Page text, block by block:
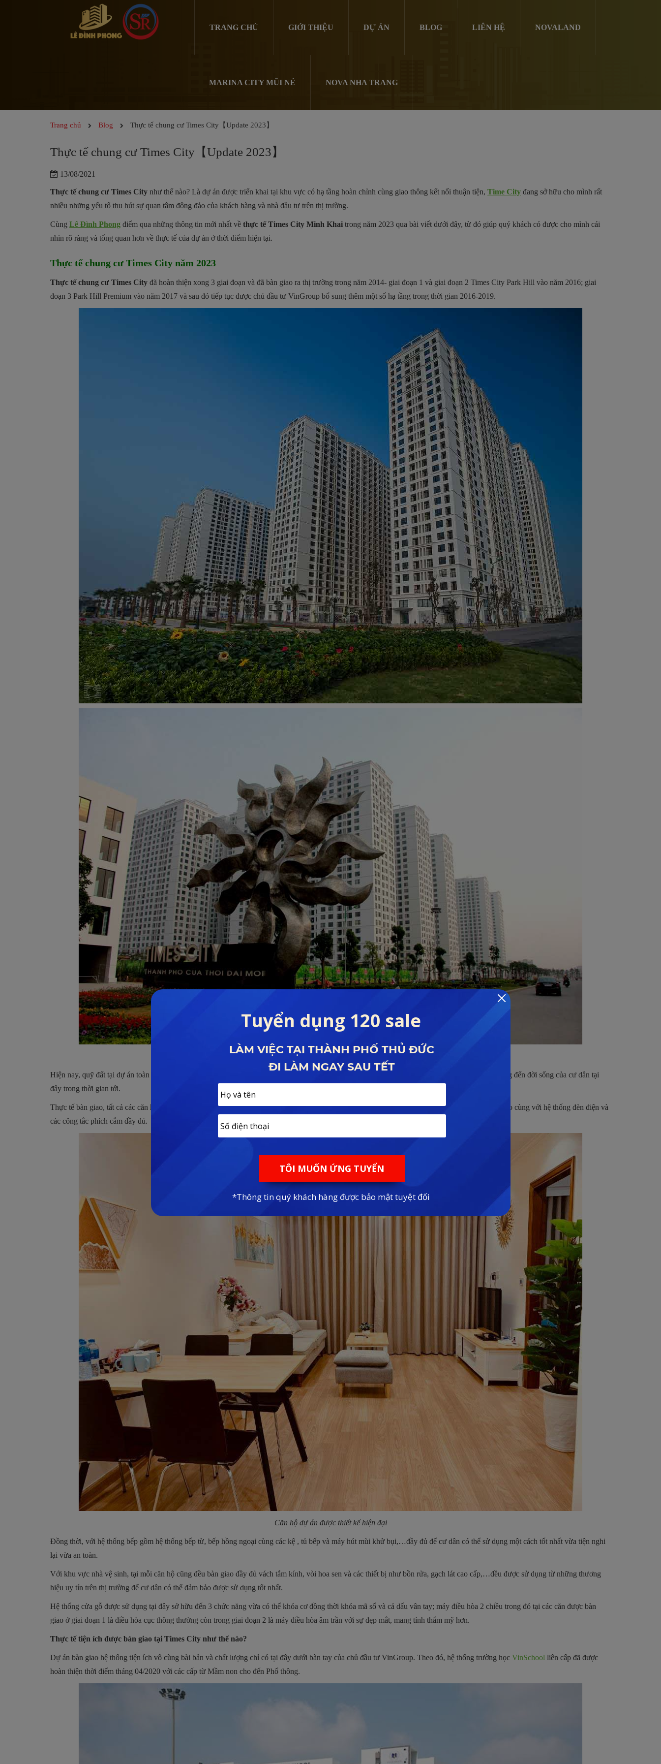
TRANG CHỦ GIỚI THIỆU DỰ ÁN BLOG LIÊN HỆ NOVALAND
MARINA CITY MŨI NÉ NOVA NHA TRANG
Trang chủ Blog Thực tế chung cư Times City【Update 2023】
Thực tế chung cư Times City【Update 2023】
13/08/2021
Thực tế chung cư Times City như thế nào? Là dự án được triển khai tại khu vực có hạ tầng hoàn chỉnh cùng giao thông kết nối thuận tiện, Time City đang sở hữu cho mình rất
nhiều những yếu tố thu hút sự quan tâm đông đảo của khách hàng và nhà đầu tư trên thị trường.
Cùng Lê Đình Phong điểm qua những thông tin mới nhất về thực tế Times City Minh Khai trong năm 2023 qua bài viết dưới đây, từ đó giúp quý khách có được cho mình cái
nhìn rõ ràng và tổng quan hơn về thực tế của dự án ở thời điểm hiện tại.
Thực tế chung cư Times City năm 2023
Thực tế chung cư Times City đã hoàn thiện xong 3 giai đoạn và đã bàn giao ra thị trường trong năm 2014- giai đoạn 1 và giai đoạn 2 Times City Park Hill vào năm 2016; giai
đoạn 3 Park Hill Premium vào năm 2017 và sau đó tiếp tục được chủ đầu tư VinGroup bổ sung thêm một số hạ tầng trong thời gian 2016-2019.
Hình ảnh thực tế tại dự án sau khi bàn giao cho khách hàng
Hiện nay, quỹ đất tại dự án toàn bộ đã đều được chủ đầu tư VinGroup sử dụng, do đó sẽ không xảy ra tình trạng xây dựng gây ồn ào hay ảnh hưởng đến đời sống của cư dân tại
đây trong thời gian tới.
Thực tế bàn giao, tất cả các căn hộ tại dự án ở cả 3 giai đoạn đều là gói nội thất cơ bản với sàn gỗ công nghiệp tiêu chuẩn cao cấp; trần thạch nhà cao cùng với hệ thống đèn điện và
các công tắc phích cắm đầy đủ.
Căn hộ dự án được thiết kế hiện đại
Đồng thời, với hệ thống bếp gồm hệ thống bếp từ, bếp hồng ngoại cùng các kệ , tủ bếp và máy hút mùi khử bụi,…đầy đủ để cư dân có thể sử dụng một cách tốt nhất vừa tiện nghi
lại vừa an toàn.
Với khu vực nhà vệ sinh, tại mỗi căn hộ cũng đều bàn giao đầy đủ vách tắm kính, vòi hoa sen và các thiết bị như bồn rửa, gạch lát cao cấp,…đều được sử dụng từ những thương
hiệu uy tín trên thị trường để cư dân có thể đảm bảo được sử dụng tốt nhất.
Hệ thống cửa gỗ được sử dụng tại đây sở hữu đến 3 chức năng vừa có thể khóa cơ đồng thời khóa mã số và cả dấu vân tay; máy điều hòa 2 chiều trong đó tại các căn được bàn
giao ở giai đoạn 1 là điều hòa cục thông thường còn trong giai đoạn 2 là máy điều hòa âm trần với sự đẹp mắt, mang tính thẩm mỹ hơn.
Thực tế tiện ích được bàn giao tại Times City như thế nào?
Dự án bàn giao hệ thống tiện ích vô cùng bài bản và chất lượng chỉ có tại đây dưới bàn tay của chủ đầu tư VinGroup. Theo đó, hệ thống trường học VinSchool liên cấp đã được
hoàn thiện thời điểm tháng 04/2020 với các cấp từ Mầm non cho đến Phổ thông.